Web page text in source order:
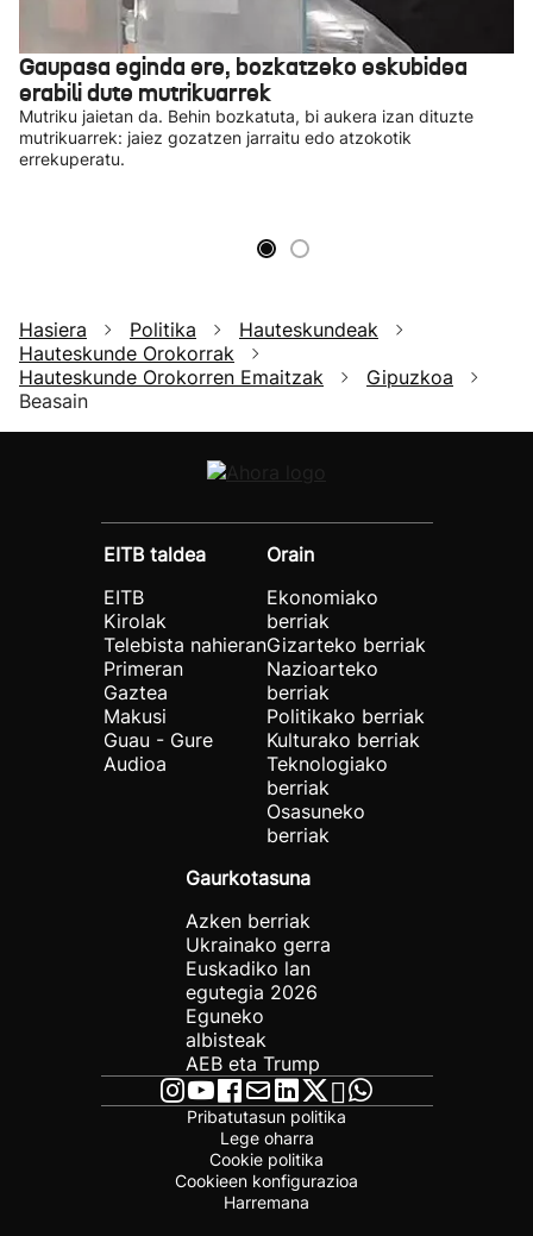
Gaupasa eginda ere, bozkatzeko eskubidea
erabili dute mutrikuarrek
Mutriku jaietan da. Behin bozkatuta, bi aukera izan dituzte
mutrikuarrek: jaiez gozatzen jarraitu edo atzokotik
errekuperatu.
Hasiera Politika
Hauteskundeak
Hauteskunde Orokorrak
Hauteskunde Orokorren Emaitzak
Gipuzkoa
Beasain
EITB taldea
EITB
Kirolak
Telebista nahieran
Primeran
Gaztea
Makusi
Guau - Gure
Audioa
Orain
Ekonomiako
berriak
Gizarteko berriak
Nazioarteko
berriak
Politikako berriak
Kulturako berriak
Teknologiako
berriak
Osasuneko
berriak
Gaurkotasuna
Azken berriak
Ukrainako gerra
Euskadiko lan
egutegia 2026
Eguneko
albisteak
AEB eta Trump
Pribatutasun politika
Lege oharra
Cookie politika
Cookieen konfigurazioa
Harremana